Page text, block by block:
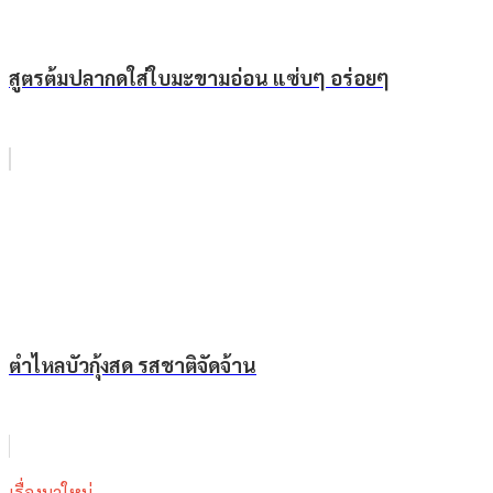
สูตรต้มปลากดใส่ใบมะขามอ่อน แซ่บๆ อร่อยๆ
ตำไหลบัวกุ้งสด รสชาติจัดจ้าน